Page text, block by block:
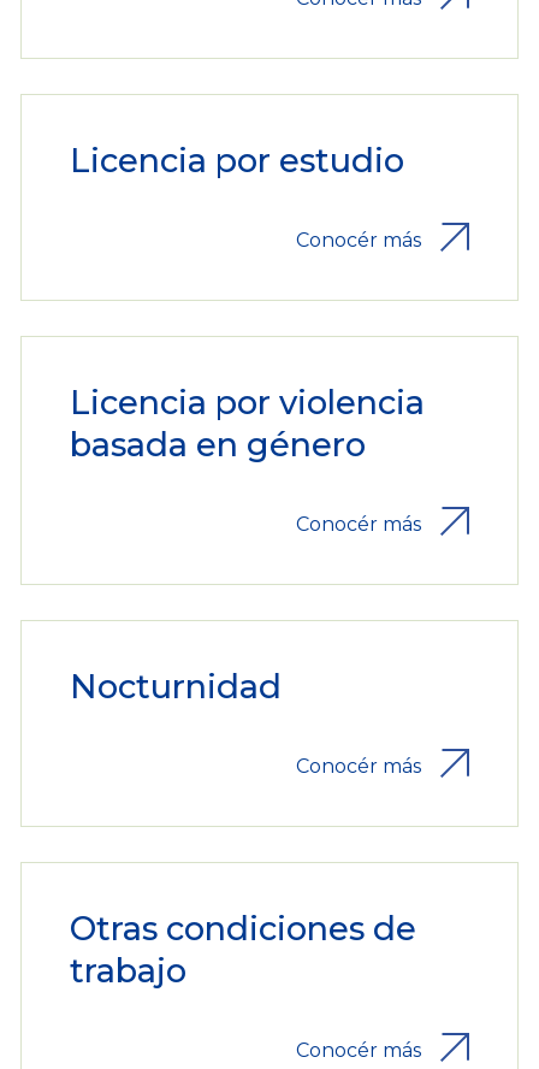
Licencia por estudio
Conocér más
Licencia por violencia
basada en género
Conocér más
Nocturnidad
Conocér más
Otras condiciones de
trabajo
Conocér más